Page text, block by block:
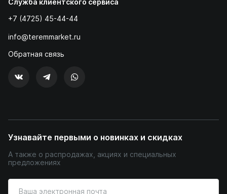
Служба клиентского сервиса
+7 (4725) 45-44-44
info@teremmarket.ru
Обратная связь
Узнавайте первыми о новинках и скидках
А также о распродажах, акциях и специальных
предложениях